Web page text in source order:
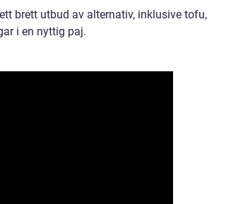
brett utbud av alternativ, inklusive tofu,
i en nyttig paj.